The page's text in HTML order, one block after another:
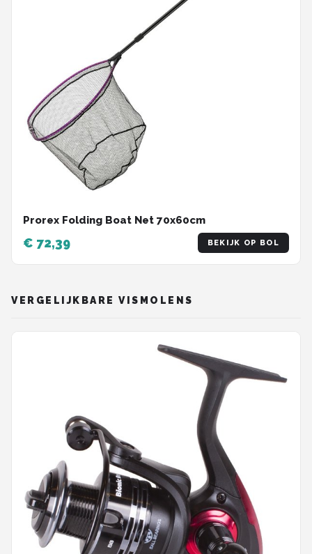
Prorex Folding Boat Net 70x60cm
€ 72,39 BEKIJK OP BOL
VERGELIJKBARE VISMOLENS